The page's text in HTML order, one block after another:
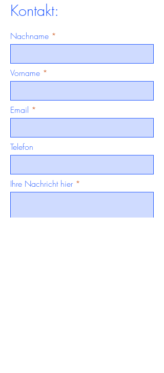
Kontakt:
Nachname
Vorname
Email
Telefon
Ihre Nachricht hier